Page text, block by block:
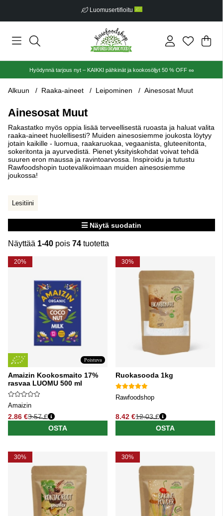
Ilmainen toimitus alkaen €30
.
Hyödynnä tarjous nyt – KAIKKI pähkinät ja kookosöljyt 50 % OFF 🥜
Alkuun Raaka-aineet Leipominen Ainesosat Muut
Ainesosat Muut
Rakastatko myös oppia lisää terveellisestä ruoasta ja haluat valita
raaka-aineet huolellisesti? Muiden ainesosiemme joukosta löytyy
jotain kaikille - luomua, raakaruokaa, vegaanista, gluteenitonta,
sokeritonta ja ayurvedistä. Pienet yksityiskohdat voivat tehdä
suuren eron maussa ja ravintoarvossa. Inspiroidu ja tutustu
Rawfoodshopin tuotevalikoimaan muiden ainesosiemme
joukossa!
Lesitiini
Näytä suodatin
Näyttää 1-40 pois 74 tuotetta
Tuotteet
20%
Poistuva
Amaizin Kookosmaito 17%
rasvaa LUOMU 500 ml
Amaizin
2.86 €
Normaali hinta
3.57 €
OSTA
30%
Ruokasooda 1kg
Rawfoodshop
8.42 €
Normaali hinta
12.03 €
OSTA
30% 30%